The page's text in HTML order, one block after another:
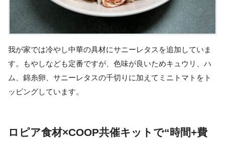
我が家では冷やし中華の具材にサニーレタスを追加していま
す。もやしなども定番ですが、色味が良いためキュウリ、ハ
ム、錦糸卵、サニーレタスの千切りに加えてミニトマトをト
ッピングしています。
ロピア食材×COOP共催キットで“時間+費